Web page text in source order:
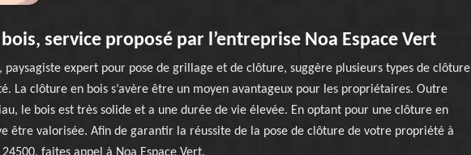
service proposé par l’entreprise Noa Espace Vert
paysagiste expert pour pose de grillage et de clôture, suggère plusieurs types de clôture
La clôture en bois s’avère être un moyen avantageux pour les propriétaires. Outre
le bois est très solide et a une durée de vie élevée. En optant pour une clôture en
être valorisée. Afin de garantir la réussite de la pose de clôture de votre propriété à